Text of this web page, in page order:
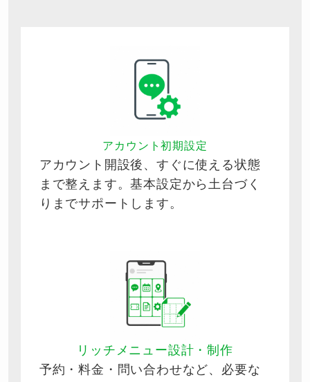
アカウント初期設定
アカウント開設後、すぐに使える状態
まで整えます。基本設定から土台づく
りまでサポートします。
リッチメニュー設計・制作
予約・料金・問い合わせなど、必要な